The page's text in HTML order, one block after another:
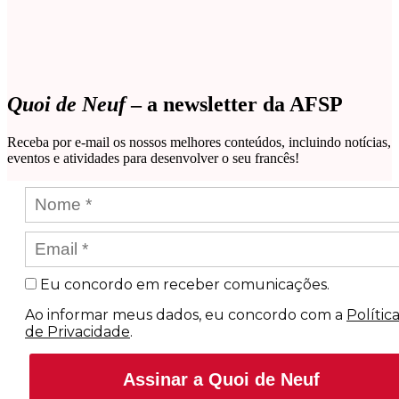
Quoi de Neuf– a newsletter da AFSP
Receba por e-mail os nossos melhores conteúdos, incluindo notícias,
eventos e atividades para desenvolver o seu francês!
Eu concordo em receber comunicações.
Ao informar meus dados, eu concordo com a Política
de Privacidade.
Assinar a Quoi de Neuf